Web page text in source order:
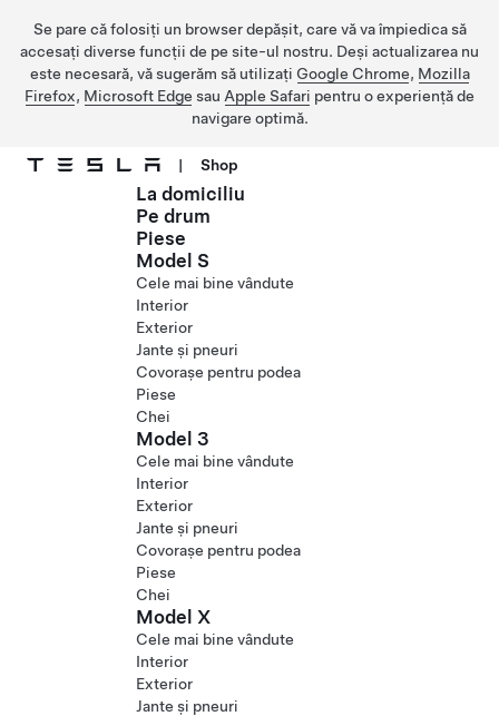
Se pare că folosiți un browser depășit, care vă va împiedica să
accesați diverse funcții de pe site-ul nostru. Deși actualizarea nu
este necesară, vă sugerăm să utilizați Google Chrome, Mozilla
Firefox, Microsoft Edge sau Apple Safari pentru o experiență de
navigare optimă.
Treceți la conținutul principal
| Shop
La domiciliu
Pe drum
Piese
Model S
Cele mai bine vândute
Interior
Exterior
Jante și pneuri
Covorașe pentru podea
Piese
Chei
Model 3
Cele mai bine vândute
Interior
Exterior
Jante și pneuri
Covorașe pentru podea
Piese
Chei
Model X
Cele mai bine vândute
Interior
Exterior
Jante și pneuri